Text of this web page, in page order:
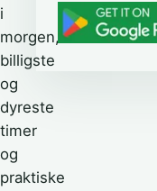
i
morgen,
billigste
og
dyreste
timer
og
praktiske